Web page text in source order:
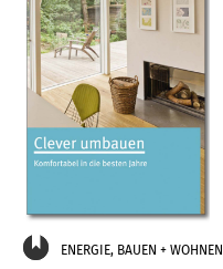
ENERGIE, BAUEN + WOHNEN